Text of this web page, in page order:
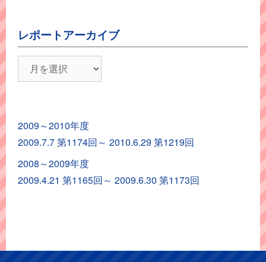
レポートアーカイブ
ポ
ア
ー
カ
イ
2009～2010年度
2009.7.7 第1174回～ 2010.6.29 第1219回
2008～2009年度
2009.4.21 第1165回～ 2009.6.30 第1173回